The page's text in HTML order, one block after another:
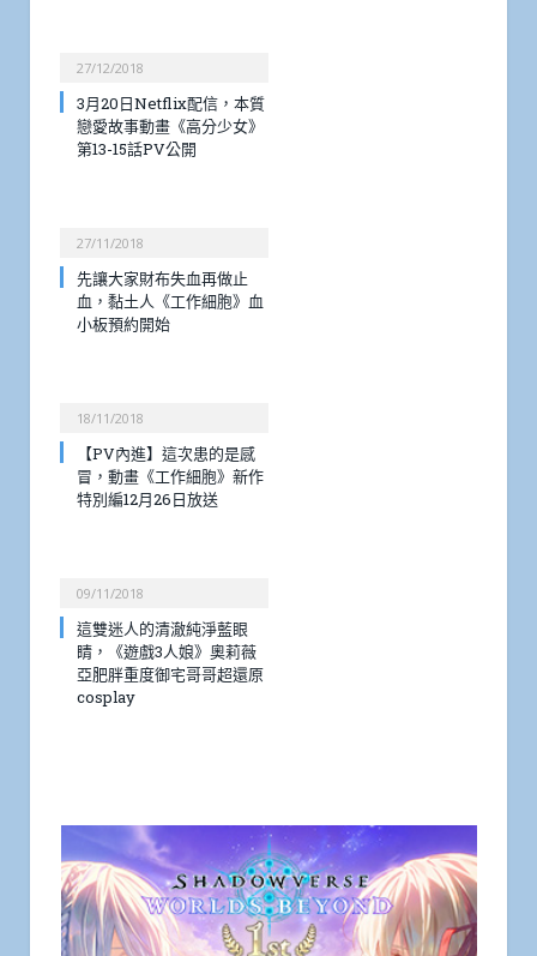
27/12/2018
3月20日Netflix配信，本質
戀愛故事動畫《高分少女》
第13-15話PV公開
27/11/2018
先讓大家財布失血再做止
血，黏土人《工作細胞》血
小板預約開始
18/11/2018
【PV內進】這次患的是感
冒，動畫《工作細胞》新作
特別編12月26日放送
09/11/2018
這雙迷人的清澈純淨藍眼
睛，《遊戲3人娘》奧莉薇
亞肥胖重度御宅哥哥超還原
cosplay